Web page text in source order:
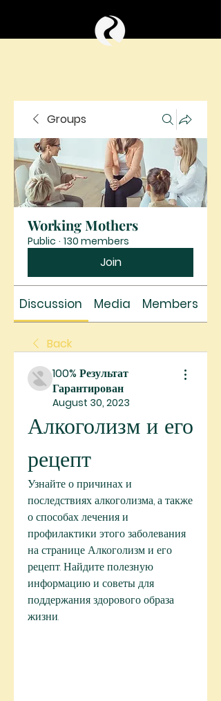
Groups
Working Mothers
Public · 130 members
Join
Discussion Media Members
Back
100% Результат
Гарантирован
August 30, 2023
Алкоголизм и его
рецепт
Узнайте о причинах и
последствиях алкоголизма, а также
о способах лечения и
профилактики этого заболевания
на странице Алкоголизм и его
рецепт. Найдите полезную
информацию и советы для
поддержания здорового образа
жизни.